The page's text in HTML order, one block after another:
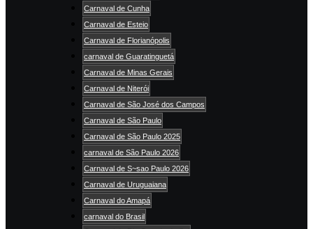
Carnaval de Cunha
Carnaval de Esteio
Carnaval de Florianópolis
carnaval de Guaratinguetá
Carnaval de Minas Gerais
Carnaval de Niterói
Carnaval de São José dos Campos
Carnaval de São Paulo
Carnaval de São Paulo 2025
carnaval de São Paulo 2026
Carnaval de S~sao Paulo 2026
Carnaval de Uruguaiana
Carnaval do Amapá
carnaval do Brasil